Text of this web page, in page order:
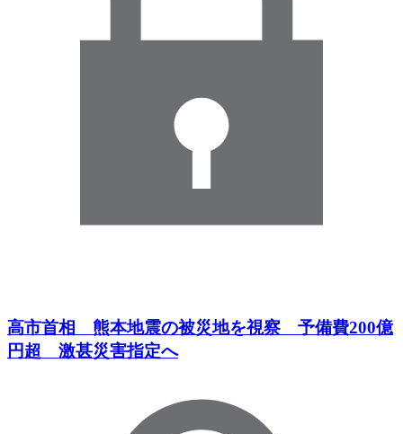
高市首相 熊本地震の被災地を視察 予備費200億
円超 激甚災害指定へ